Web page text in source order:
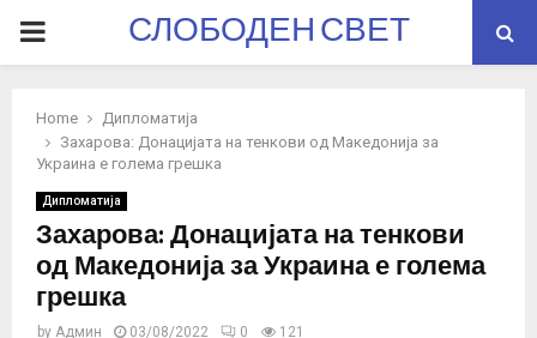
PRIMARYСЛОБОДЕН СВЕТ
Home
Дипломатија
Захарова: Донацијата на тенкови од Македонија за
Украина е голема грешка
Дипломатија
Захарова: Донацијата на тенкови
од Македонија за Украина е голема
грешка
by Админ 03/08/2022 0 121